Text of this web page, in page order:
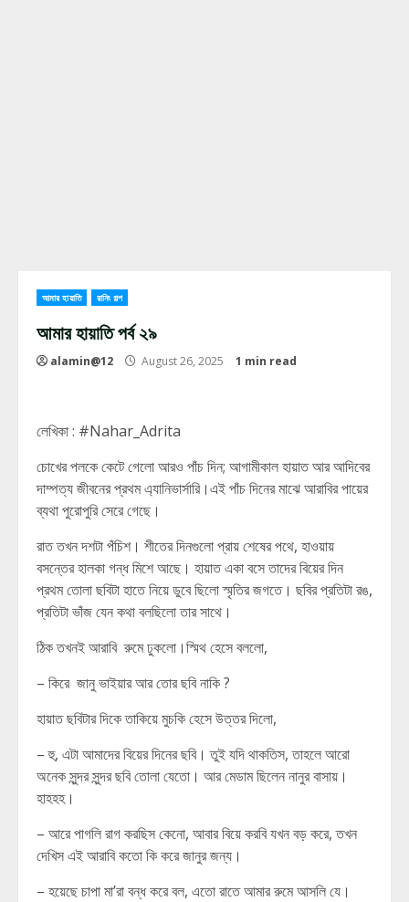
আমার হায়াতি রানিং গল্প
আমার হায়াতি পর্ব ২৯
alamin@12 August 26, 2025 1 min read
লেখিকা : #Nahar_Adrita
চোখের পলকে কেটে গেলো আরও পাঁচ দিন; আগামীকাল হায়াত আর আদিবের
দাম্পত্য জীবনের প্রথম এ্যানিভার্সারি।এই পাঁচ দিনের মাঝে আরাবির পায়ের
ব্যথা পুরোপুরি সেরে গেছে।
রাত তখন দশটা পঁচিশ। শীতের দিনগুলো প্রায় শেষের পথে, হাওয়ায়
বসন্তের হালকা গন্ধ মিশে আছে। হায়াত একা বসে তাদের বিয়ের দিন
প্রথম তোলা ছবিটা হাতে নিয়ে ডুবে ছিলো স্মৃতির জগতে। ছবির প্রতিটা রঙ,
প্রতিটা ভাঁজ যেন কথা বলছিলো তার সাথে।
ঠিক তখনই আরাবি রুমে ঢুকলো।স্মিথ হেসে বললো,
– কিরে জানু ভাইয়ার আর তোর ছবি নাকি ?
হায়াত ছবিটার দিকে তাকিয়ে মুচকি হেসে উত্তর দিলো,
– হু, এটা আমাদের বিয়ের দিনের ছবি। তুই যদি থাকতিস, তাহলে আরো
অনেক সুন্দর সুন্দর ছবি তোলা যেতো। আর মেডাম ছিলেন নানুর বাসায়।
হাহহহ।
– আরে পাগলি রাগ করছিস কেনো, আবার বিয়ে করবি যখন বড় করে, তখন
দেখিস এই আরাবি কতো কি করে জানুর জন্য।
– হয়েছে চাপা মা’রা বন্ধ করে বল, এতো রাতে আমার রুমে আসলি যে।